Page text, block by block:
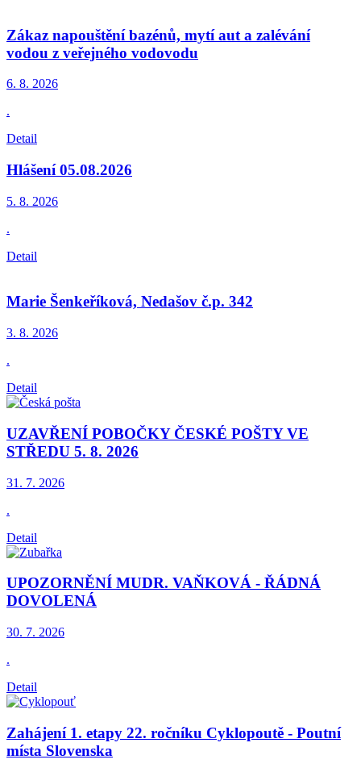
Zákaz napouštění bazénů, mytí aut a zalévání
vodou z veřejného vodovodu
6. 8. 2026
.
Detail
Hlášení 05.08.2026
5. 8. 2026
.
Detail
Marie Šenkeříková, Nedašov č.p. 342
3. 8. 2026
.
Detail
UZAVŘENÍ POBOČKY ČESKÉ POŠTY VE
STŘEDU 5. 8. 2026
31. 7. 2026
.
Detail
UPOZORNĚNÍ MUDR. VAŇKOVÁ - ŘÁDNÁ
DOVOLENÁ
30. 7. 2026
.
Detail
Zahájení 1. etapy 22. ročníku Cyklopoutě - Poutní
místa Slovenska